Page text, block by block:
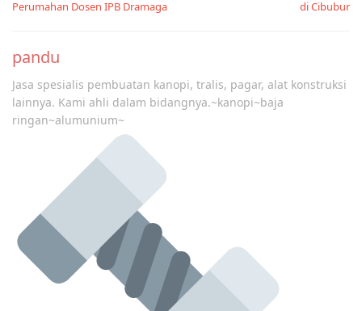
Perumahan Dosen IPB Dramaga di Cibubur
pandu
Jasa spesialis pembuatan kanopi, tralis, pagar, alat konstruksi
lainnya. Kami ahli dalam bidangnya.~kanopi~baja
ringan~alumunium~